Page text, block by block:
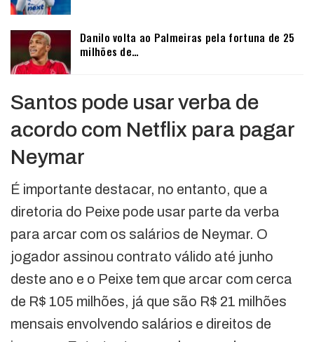
Danilo volta ao Palmeiras pela fortuna de 25
milhões de…
Santos pode usar verba de
acordo com Netflix para pagar
Neymar
É importante destacar, no entanto, que a
diretoria do Peixe pode usar parte da verba
para arcar com os salários de Neymar. O
jogador assinou contrato válido até junho
deste ano e o Peixe tem que arcar com cerca
de R$ 105 milhões, já que são R$ 21 milhões
mensais envolvendo salários e direitos de